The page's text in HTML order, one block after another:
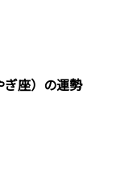
ぎ座）の運勢